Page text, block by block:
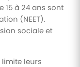
15 à 24 ans sont
(NEET).
sociale et
limite leurs